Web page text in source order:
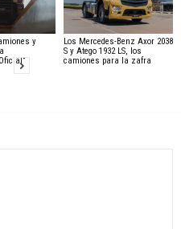
y
Los Mercedes-Benz Axor 2038
S y Atego 1932 LS, los
camiones para la zafra